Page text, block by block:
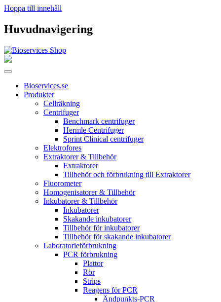
Hoppa till innehåll
Huvudnavigering
Bioservices.se
Produkter
Cellräkning
Centrifuger
Benchmark centrifuger
Hermle Centrifuger
Sprint Clinical centrifuger
Elektrofores
Extraktorer & Tillbehör
Extraktorer
Tillbehör och förbrukning till Extraktorer
Fluorometer
Homogenisatorer & Tillbehör
Inkubatorer & Tillbehör
Inkubatorer
Skakande inkubatorer
Tillbehör för inkubatorer
Tillbehör för skakande inkubatorer
Laboratorieförbrukning
PCR förbrukning
Plattor
Rör
Strips
Reagens för PCR
Ändpunkts-PCR